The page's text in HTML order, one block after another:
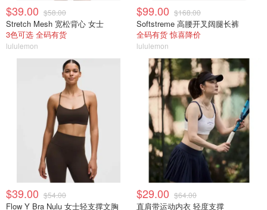
$39.00 $58.00
Stretch Mesh 宽松背心 女士
3色可选 全码有货
lululemon
$99.00 $168.00
Softstreme 高腰开叉阔腿长裤
全码有货 惊喜降价
lululemon
$39.00 $54.00
Flow Y Bra Nulu 女士轻支撑文胸
$29.00 $64.00
直肩带运动内衣 轻度支撑